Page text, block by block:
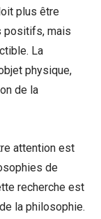
plus être
positifs, mais
La
physique,
de la
attention est
de
recherche est
la philosophie.